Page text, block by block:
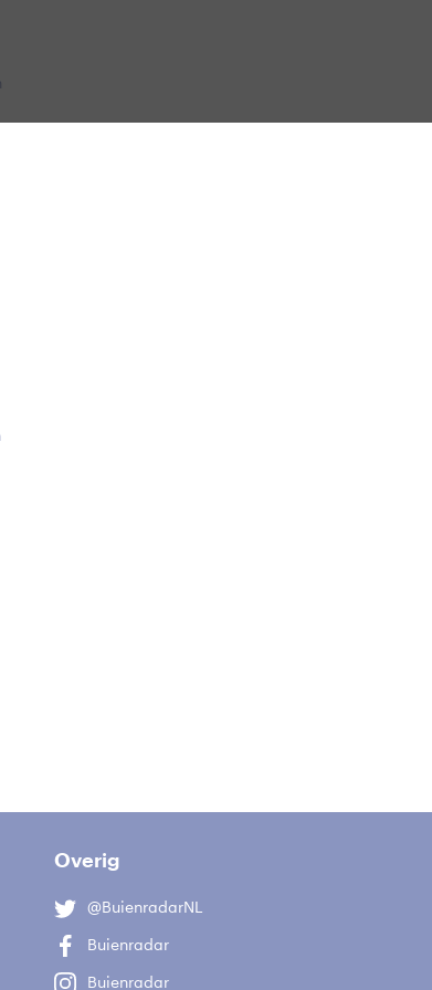
Overig
@BuienradarNL
Buienradar
Buienradar